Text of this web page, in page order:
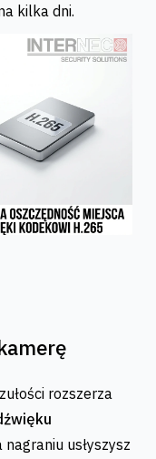
kilka dni.
rozszerza
nagraniu usłyszysz